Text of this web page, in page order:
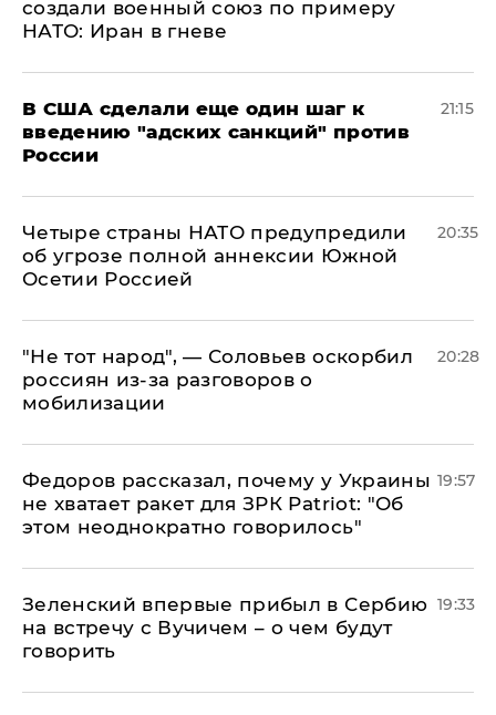
создали военный союз по примеру
НАТО: Иран в гневе
В США сделали еще один шаг к
введению "адских санкций" против
России
21:15
Четыре страны НАТО предупредили
об угрозе полной аннексии Южной
Осетии Россией
20:35
​"Не тот народ", — Соловьев оскорбил
россиян из-за разговоров о
мобилизации
20:28
Федоров рассказал, почему у Украины
не хватает ракет для ЗРК Patriot: "Об
этом неоднократно говорилось"
19:57
Зеленский впервые прибыл в Сербию
на встречу с Вучичем – о чем будут
говорить
19:33